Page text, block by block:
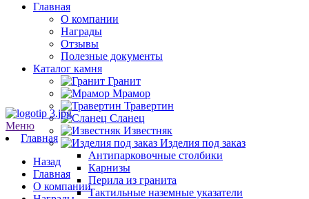
Главная
О компании
Награды
Отзывы
Полезные документы
Каталог камня
Гранит
Мрамор
Травертин
Сланец
Известняк
Изделия под заказ
Антипарковочные столбики
Карнизы
Перила из гранита
Тактильные наземные указатели
Меню
Главная
Назад
Главная
О компании